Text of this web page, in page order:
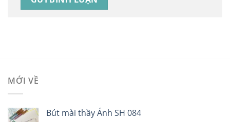
MỚI VỀ
Bút mài thầy Ánh SH 084